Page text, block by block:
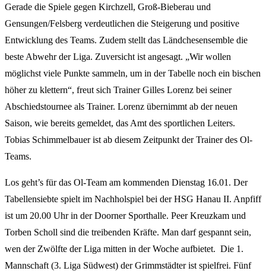
Gerade die Spiele gegen Kirchzell, Groß-Bieberau und
Gensungen/Felsberg verdeutlichen die Steigerung und positive
Entwicklung des Teams. Zudem stellt das Ländchesensemble die
beste Abwehr der Liga. Zuversicht ist angesagt. „Wir wollen
möglichst viele Punkte sammeln, um in der Tabelle noch ein bischen
höher zu klettern“, freut sich Trainer Gilles Lorenz bei seiner
Abschiedstournee als Trainer. Lorenz übernimmt ab der neuen
Saison, wie bereits gemeldet, das Amt des sportlichen Leiters.
Tobias Schimmelbauer ist ab diesem Zeitpunkt der Trainer des Ol-
Teams.
Los geht’s für das Ol-Team am kommenden Dienstag 16.01. Der
Tabellensiebte spielt im Nachholspiel bei der HSG Hanau II. Anpfiff
ist um 20.00 Uhr in der Doorner Sporthalle. Peer Kreuzkam und
Torben Scholl sind die treibenden Kräfte. Man darf gespannt sein,
wen der Zwölfte der Liga mitten in der Woche aufbietet. Die 1.
Mannschaft (3. Liga Südwest) der Grimmstädter ist spielfrei. Fünf